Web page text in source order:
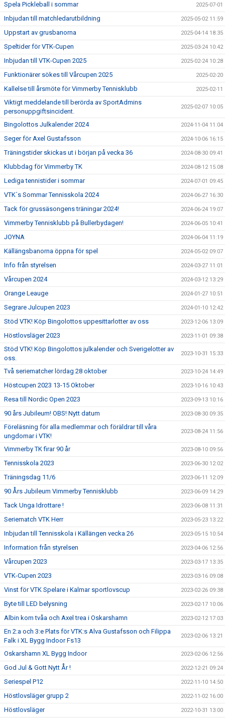
Spela Pickleball i sommar 2025-07-01
Inbjudan till matchledarutbildning 2025-05-02 11:59
Uppstart av grusbanorna 2025-04-14 18:35
Speltider för VTK-Cupen 2025-03-24 10:42
Inbjudan till VTK-Cupen 2025 2025-02-24 10:28
Funktionärer sökes till Vårcupen 2025 2025-02-20
Kallelse till årsmöte för Vimmerby Tennisklubb 2025-02-11
Viktigt meddelande till berörda av SportAdmins
personuppgiftsincident.
2025-02-07 10:05
Bingolottos Julkalender 2024 2024-11-04 11:04
Seger för Axel Gustafsson 2024-10-06 16:15
Träningstider skickas ut i början på vecka 36 2024-08-30 09:41
Klubbdag för Vimmerby TK 2024-08-12 15:08
Lediga tennistider i sommar 2024-07-01 09:45
VTK´s Sommar Tennisskola 2024 2024-06-27 16:30
Tack för grussäsongens träningar 2024! 2024-06-24 19:07
Vimmerby Tennisklubb på Bullerbydagen! 2024-06-05 10:41
JOYNA 2024-06-04 11:19
Källängsbanorna öppna för spel 2024-05-02 09:07
Info från styrelsen 2024-03-27 11:01
Vårcupen 2024 2024-03-12 13:29
Orange Leauge 2024-01-27 10:51
Segrare Julcupen 2023 2024-01-10 12:42
Stöd VTK! Köp Bingolottos uppesittarlotter av oss 2023-12-06 13:09
Höstlovsläger 2023 2023-11-01 09:38
Stöd VTK! Köp Bingolottos julkalender och Sverigelotter av
oss.
2023-10-31 15:33
Två seriematcher lördag 28 oktober 2023-10-24 14:49
Höstcupen 2023 13-15 Oktober 2023-10-16 10:43
Resa till Nordic Open 2023 2023-09-13 10:16
90 års Jubileum! OBS! Nytt datum 2023-08-30 09:35
Föreläsning för alla medlemmar och föräldrar till våra
ungdomar i VTK!
2023-08-24 11:56
Vimmerby TK firar 90 år 2023-08-10 09:56
Tennisskola 2023 2023-06-30 12:02
Träningsdag 11/6 2023-06-11 12:09
90 Års Jubileum Vimmerby Tennisklubb 2023-06-09 14:29
Tack Unga Idrottare ! 2023-06-08 11:31
Seriematch VTK Herr 2023-05-23 13:22
Inbjudan till Tennisskola i Källängen vecka 26 2023-05-15 10:54
Information från styrelsen 2023-04-06 12:56
Vårcupen 2023 2023-03-17 13:35
VTK-Cupen 2023 2023-03-16 09:08
Vinst för VTK Spelare i Kalmar sportlovscup 2023-02-26 09:38
Byte till LED belysning 2023-02-17 10:06
Albin kom tvåa och Axel trea i Oskarshamn 2023-02-12 17:03
En 2:a och 3:e Plats för VTK:s Alva Gustafsson och Filippa
Falk i XL Bygg Indoor Fs13
2023-02-06 13:21
Oskarshamn XL Bygg Indoor 2023-02-06 12:56
God Jul & Gott Nytt År ! 2022-12-21 09:24
Seriespel P12 2022-11-10 14:50
Höstlovsläger grupp 2 2022-11-02 16:00
Höstlovsläger 2022-10-31 13:00